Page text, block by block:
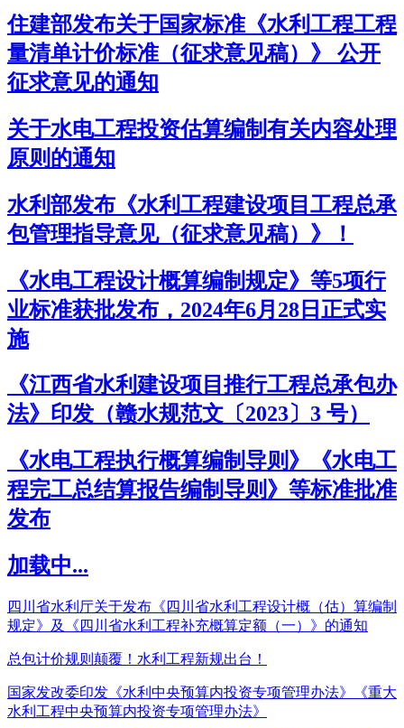
住建部发布关于国家标准《水利工程工程
量清单计价标准（征求意见稿）》 公开
征求意见的通知
关于水电工程投资估算编制有关内容处理
原则的通知
水利部发布《水利工程建设项目工程总承
包管理指导意见（征求意见稿）》！
《水电工程设计概算编制规定》等5项行
业标准获批发布，2024年6月28日正式实
施
《江西省水利建设项目推行工程总承包办
法》印发（赣水规范文〔2023〕3 号）
《水电工程执行概算编制导则》《水电工
程完工总结算报告编制导则》等标准批准
发布
加载中...
四川省水利厅关于发布《四川省水利工程设计概（估）算编制
规定》及《四川省水利工程补充概算定额（一）》的通知
总包计价规则颠覆！水利工程新规出台！
国家发改委印发《水利中央预算内投资专项管理办法》《重大
水利工程中央预算内投资专项管理办法》